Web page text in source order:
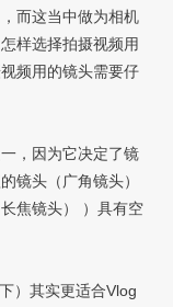
而这当中做为相机
样选择拍摄视频用
频用的镜头需要仔
，因为它决定了镜
镜头（广角镜头）
焦镜头） ）具有空
）其实更适合Vlog